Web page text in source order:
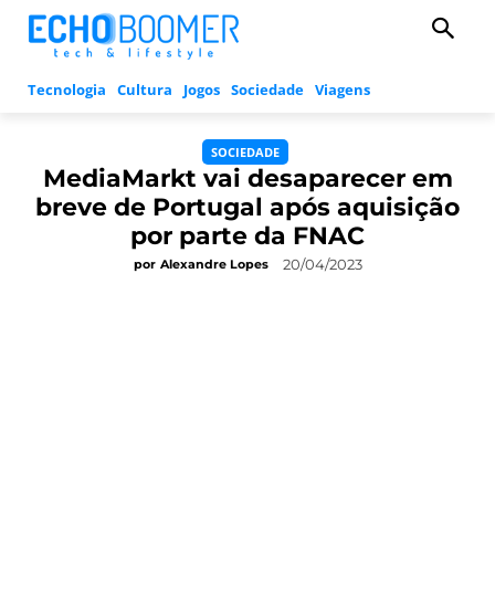
Tecnologia Cultura Jogos Sociedade Viagens
SOCIEDADE
MediaMarkt vai desaparecer em
breve de Portugal após aquisição
por parte da FNAC
por Alexandre Lopes 20/04/2023